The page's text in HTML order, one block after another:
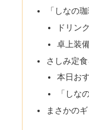
「しなの
ドリン
卓上装
さしみ定食
本日お
「しな
まさかの